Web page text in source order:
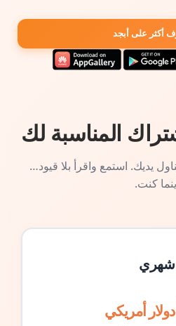
أكثر على أبجد
المناسبة لك
يديك. استمع واقرأ بلا قيود…
كنت.
شهري
دولار أمريكي